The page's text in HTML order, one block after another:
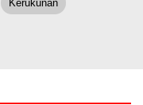
Kerukunan